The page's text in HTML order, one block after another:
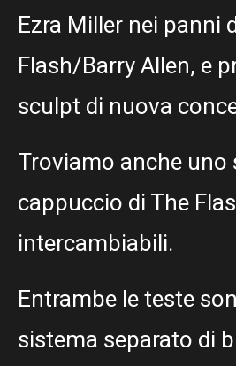
Ezra Miller nei panni
Flash/Barry Allen, e
sculpt di nuova
Troviamo anche uno
cappuccio di The
intercambiabili.
Entrambe le teste
sistema separato di